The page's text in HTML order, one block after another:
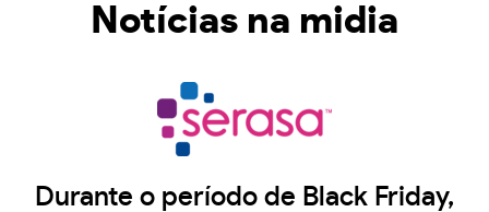
Notícias na midia
Durante o período de Black Friday,